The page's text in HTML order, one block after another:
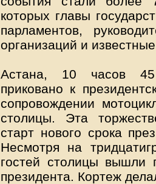
которых главы
парламентов,
организаций и
Астана, 10 часов 45
приковано к
сопровождении
столицы. Эта
старт нового срока
Несмотря на
гостей столицы вышли
президента. Кортеж